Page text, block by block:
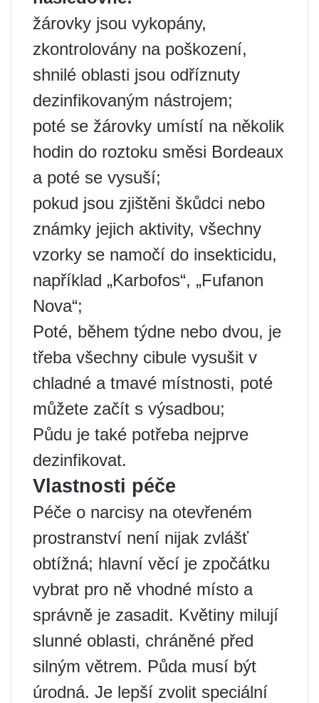
žárovky jsou vykopány,
zkontrolovány na poškození,
shnilé oblasti jsou odříznuty
dezinfikovaným nástrojem;
poté se žárovky umístí na několik
hodin do roztoku směsi Bordeaux
a poté se vysuší;
pokud jsou zjištěni škůdci nebo
známky jejich aktivity, všechny
vzorky se namočí do insekticidu,
například „Karbofos“, „Fufanon
Nova“;
Poté, během týdne nebo dvou, je
třeba všechny cibule vysušit v
chladné a tmavé místnosti, poté
můžete začít s výsadbou;
Půdu je také potřeba nejprve
dezinfikovat.
Vlastnosti péče
Péče o narcisy na otevřeném
prostranství není nijak zvlášť
obtížná; hlavní věcí je zpočátku
vybrat pro ně vhodné místo a
správně je zasadit. Květiny milují
slunné oblasti, chráněné před
silným větrem. Půda musí být
úrodná. Je lepší zvolit speciální